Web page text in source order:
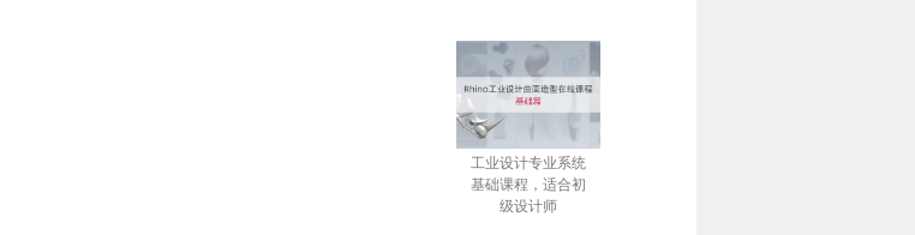
工业设计专业系统
基础课程，适合初
级设计师